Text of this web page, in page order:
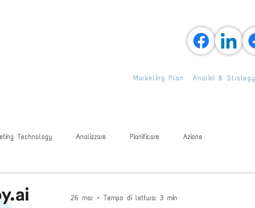
Marketing Plan Analisi & Strategy
Technology Analizzare Pianificare Azione
26 mar Tempo di lettura: 3 min